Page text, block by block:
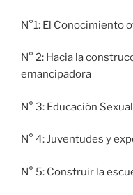
N°1: El Conocimiento
N° 2: Hacia la
emancipadora
N° 3: Educación
N° 4: Juventudes y
N° 5: Construir la